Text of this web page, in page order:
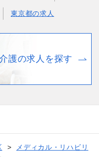
東京都の求人
護の求人を探す
メディカル・リハビリ